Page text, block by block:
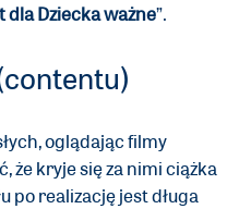
dla Dziecka ważne”.
oglądając filmy
że kryje się za nimi ciążka
po realizację jest długa